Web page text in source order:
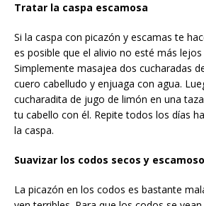
Tratar la caspa escamosa
Si la caspa con picazón y escamas te
es posible que el alivio no esté más
Simplemente masajea dos cucharadas
cuero cabelludo y enjuaga con agua.
cucharadita de jugo de limón en una
tu cabello con él. Repite todos los días
la caspa.
Suavizar los codos secos y
La picazón en los codos es bastante